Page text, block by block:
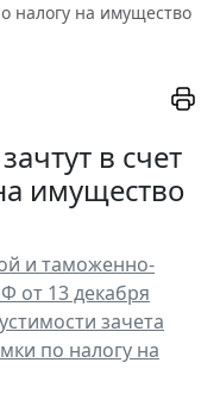
налогу на имущество
в счет
имущество
и таможенно-
от 13 декабря
зачета
по налогу на